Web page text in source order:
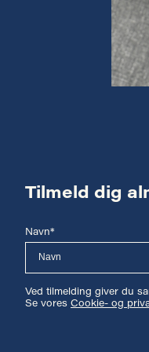
Tilmeld dig
Navn*
Ved tilmelding giver du
Se vores Cookie- og